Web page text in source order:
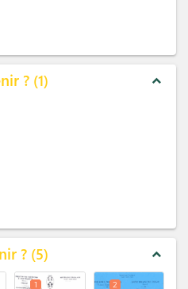
? 1 expand_less
? 5 expand_less
1 2